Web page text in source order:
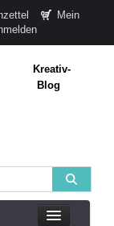
Mein
Kreativ-
Blog